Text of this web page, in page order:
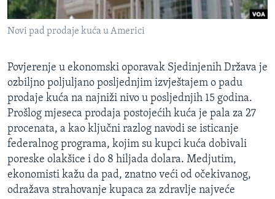
MAGAZIN
O GLASU AMERIKE
Learning English
PRATITE NAS
Jezici
Novi pad prodaje kuća u Americi
Povjerenje u ekonomski oporavak Sjedinjenih Država je
ozbiljno poljuljano posljednjim izvještajem o padu
prodaje kuća na najniži nivo u posljednjih 15 godina.
Prošlog mjeseca prodaja postojećih kuća je pala za 27
procenata, a kao ključni razlog navodi se isticanje
federalnog programa, kojim su kupci kuća dobivali
poreske olakšice i do 8 hiljada dolara. Medjutim,
ekonomisti kažu da pad, znatno veći od očekivanog,
odražava strahovanje kupaca za zdravlje najveće